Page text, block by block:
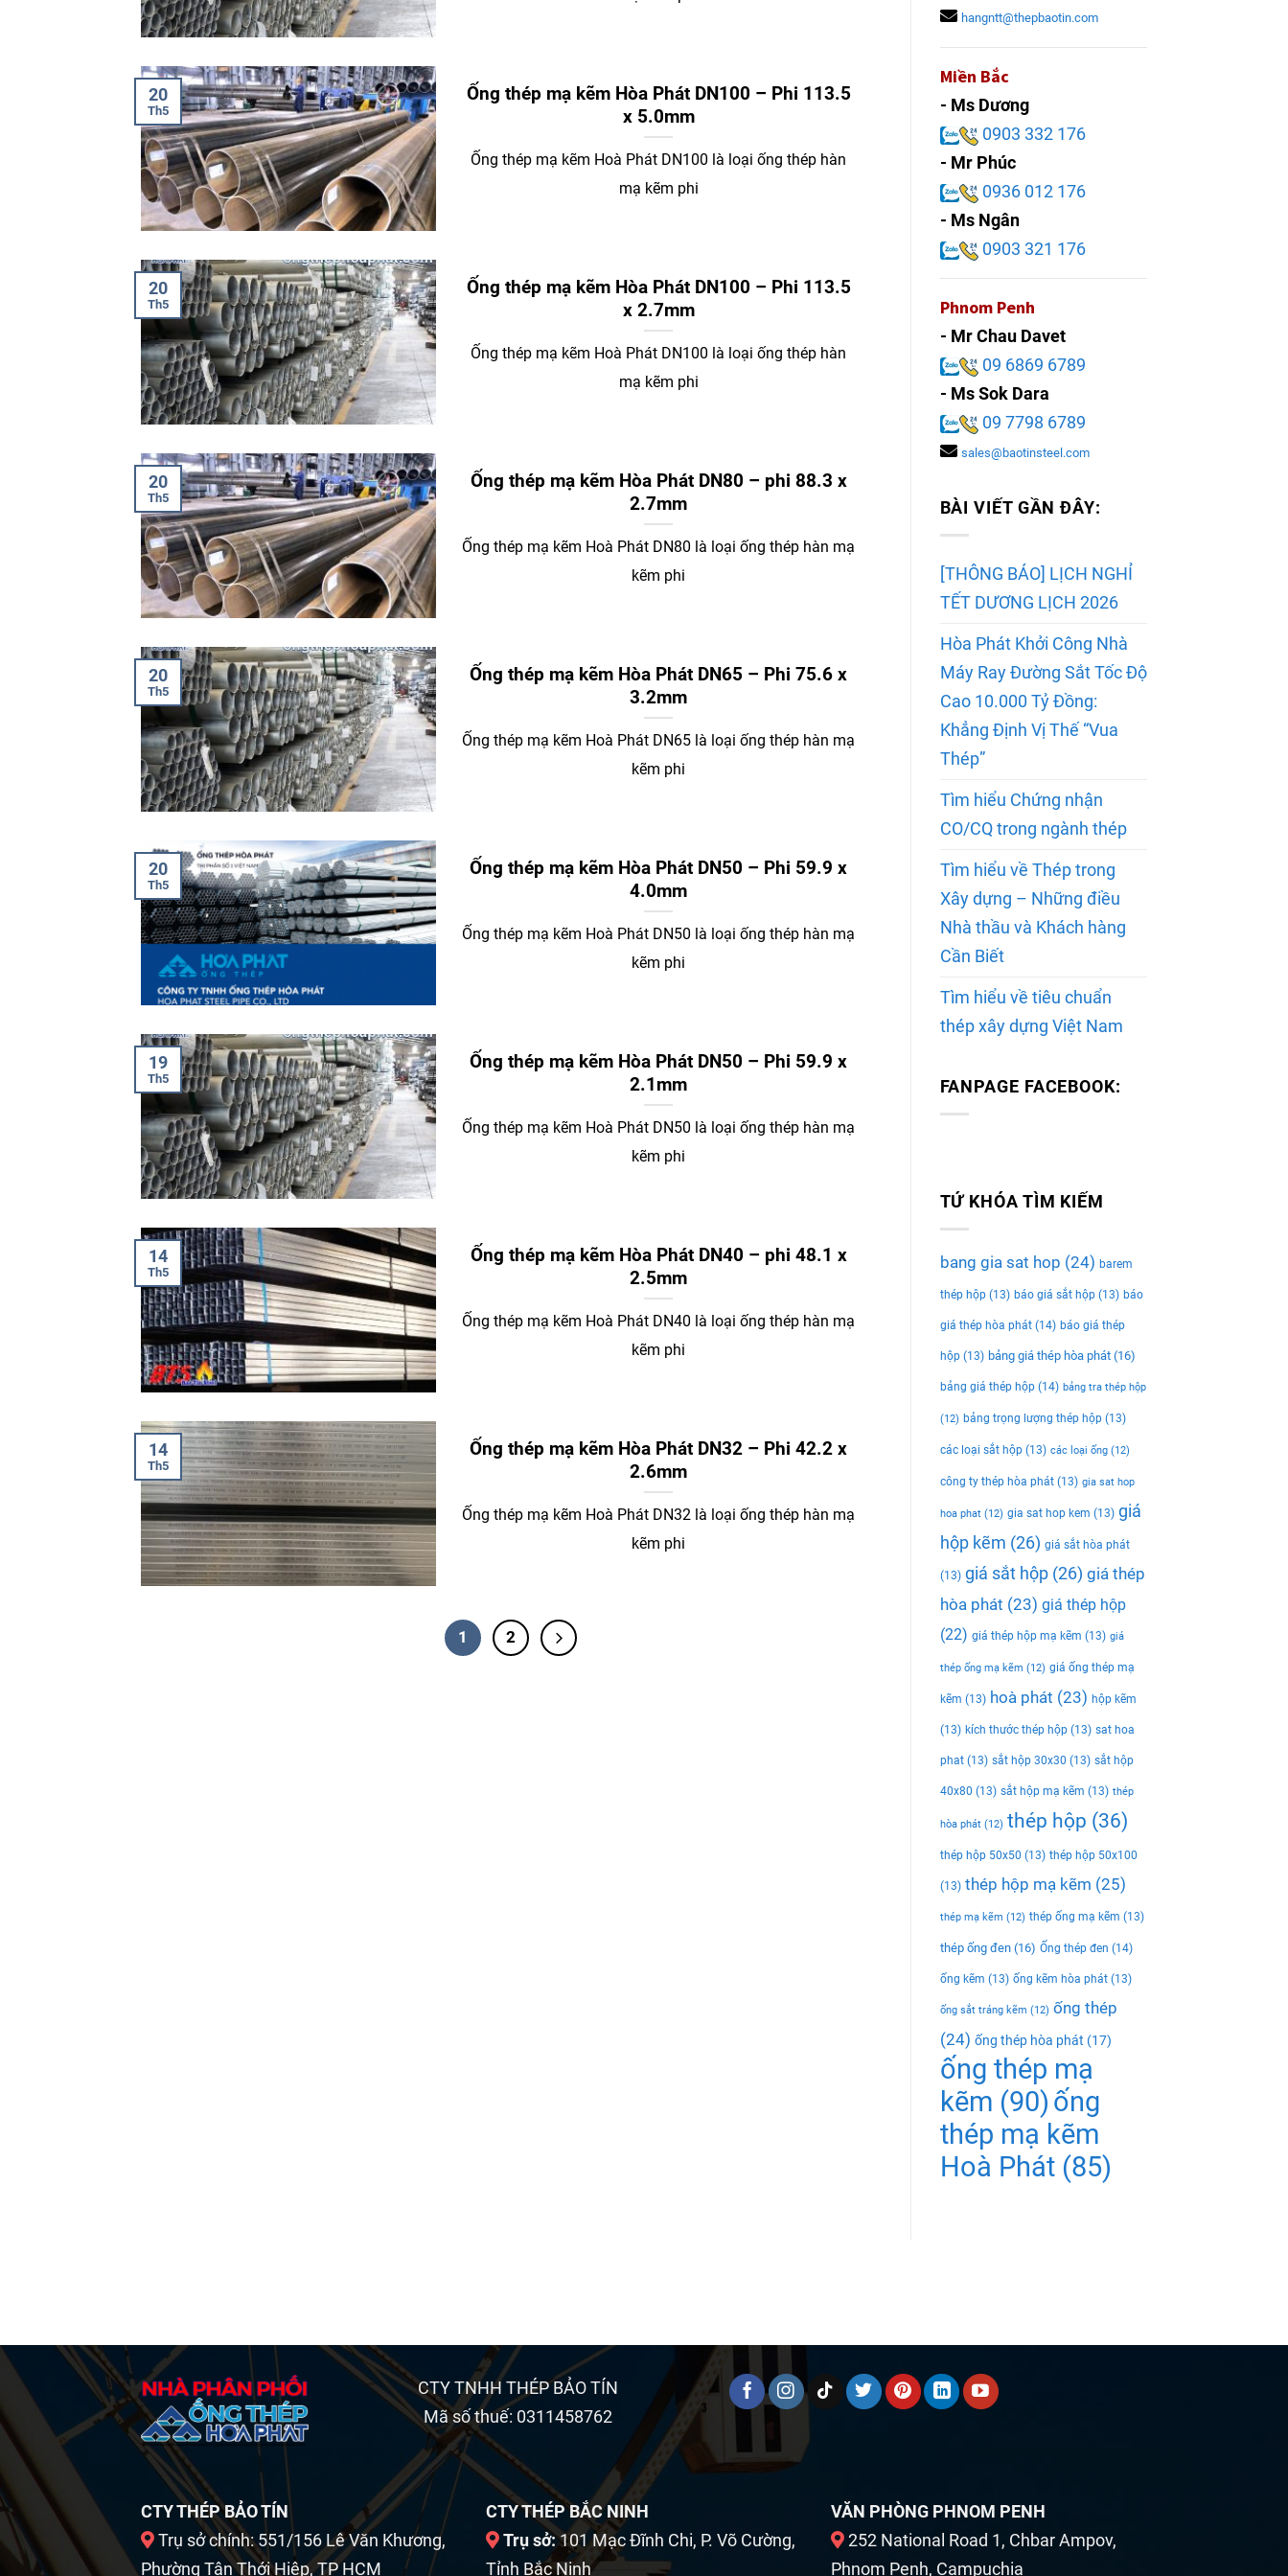
Ống thép mạ kẽm Hòa Phát DN100 – Phi 113.5
x 5.0mm
Ống thép mạ kẽm Hoà Phát DN100 là loại ống thép hàn
mạ kẽm phi
20
Th5
Ống thép mạ kẽm Hòa Phát DN100 – Phi 113.5
x 2.7mm
Ống thép mạ kẽm Hoà Phát DN100 là loại ống thép hàn
mạ kẽm phi
20
Th5
Ống thép mạ kẽm Hòa Phát DN80 – phi 88.3 x
2.7mm
Ống thép mạ kẽm Hoà Phát DN80 là loại ống thép hàn mạ
kẽm phi
20
Th5
Ống thép mạ kẽm Hòa Phát DN65 – Phi 75.6 x
3.2mm
Ống thép mạ kẽm Hoà Phát DN65 là loại ống thép hàn mạ
kẽm phi
20
Th5
Ống thép mạ kẽm Hòa Phát DN50 – Phi 59.9 x
4.0mm
Ống thép mạ kẽm Hoà Phát DN50 là loại ống thép hàn mạ
kẽm phi
20
Th5
Ống thép mạ kẽm Hòa Phát DN50 – Phi 59.9 x
2.1mm
Ống thép mạ kẽm Hoà Phát DN50 là loại ống thép hàn mạ
kẽm phi
19
Th5
Ống thép mạ kẽm Hòa Phát DN40 – phi 48.1 x
2.5mm
Ống thép mạ kẽm Hoà Phát DN40 là loại ống thép hàn mạ
kẽm phi
14
Th5
Ống thép mạ kẽm Hòa Phát DN32 – Phi 42.2 x
2.6mm
Ống thép mạ kẽm Hoà Phát DN32 là loại ống thép hàn mạ
kẽm phi
14
Th5
1 2
hangntt@thepbaotin.com
Miền Bắc
- Ms Dương
0903 332 176
- Mr Phúc
0936 012 176
- Ms Ngân
0903 321 176
Phnom Penh
- Mr Chau Davet
09 6869 6789
- Ms Sok Dara
09 7798 6789
sales@baotinsteel.com
BÀI VIẾT GẦN ĐÂY:
[THÔNG BÁO] LỊCH NGHỈ
TẾT DƯƠNG LỊCH 2026
Hòa Phát Khởi Công Nhà
Máy Ray Đường Sắt Tốc Độ
Cao 10.000 Tỷ Đồng:
Khẳng Định Vị Thế “Vua
Thép”
Tìm hiểu Chứng nhận
CO/CQ trong ngành thép
Tìm hiểu về Thép trong
Xây dựng – Những điều
Nhà thầu và Khách hàng
Cần Biết
Tìm hiểu về tiêu chuẩn
thép xây dựng Việt Nam
FANPAGE FACEBOOK:
TỨ KHÓA TÌM KIẾM
bang gia sat hop (24) barem
thép hộp(13) báo giá sắt hộp(13) báo
giá thép hòa phát(14) báo giá thép
hộp(13) bảng giá thép hòa phát(16)
bảng giá thép hộp(14) bảng tra thép hộp
(12) bảng trọng lượng thép hộp(13)
các loại sắt hộp(13) các loại ống(12)
công ty thép hòa phát(13) gia sat hop
hoa phat(12) gia sat hop kem (13) giá
hộp kẽm (26) giá sắt hòa phát
(13) giá sắt hộp(26) giá thép
hòa phát (23) giá thép hộp
(22) giá thép hộp mạ kẽm (13) giá
thép ống mạ kẽm (12) giá ống thép mạ
kẽm (13) hoà phát (23) hộp kẽm
(13) kích thước thép hộp(13) sat hoa
phat(13) sắt hộp 30x30 (13) sắt hộp
40x80 (13) sắt hộp mạ kẽm (13) thép
hòa phát(12) thép hộp (36)
thép hộp 50x50 (13) thép hộp 50x100
(13) thép hộp mạ kẽm (25)
thép mạ kẽm (12) thép ống mạ kẽm (13)
thép ống đen(16) Ống thép đen (14)
ống kẽm (13) ống kẽm hòa phát(13)
ống sắt tráng kẽm (12) ống thép
(24) ống thép hòa phát (17)
ống thép mạ
kẽm (90) ống
thép mạ kẽm
Hoà Phát(85)
CTY TNHH THÉP BẢO TÍN
Mã số thuế: 0311458762
CTY THÉP BẢO TÍN
Trụ sở chính: 551/156 Lê Văn Khương,
Phường Tân Thới Hiệp, TP HCM
CTY THÉP BẮC NINH
Trụ sở:101 Mạc Đĩnh Chi, P. Võ Cường,
Tỉnh Bắc Ninh
VĂN PHÒNG PHNOM PENH
252 National Road 1, Chbar Ampov,
Phnom Penh, Campuchia